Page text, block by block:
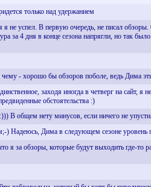
только над удержанием
не успел. В первую очередь, не писал обзоры.
за 4 дня в конце сезона напрягли, но так
- хорошо бы обзоров поболе, ведь Дима
заходя иногда в четверг на сайт,
обстоятельства :)
В общем нету минусов, если ничего не
) Надеюсь, Дима в следующем сезоне
я за обзоры, которые будут выходить где-то